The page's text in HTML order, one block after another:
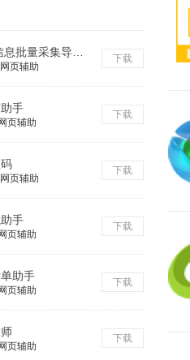
网页辅助
下载
手
网页辅助
下载
网页辅助
下载
手
网页辅助
下载
助手
网页辅助
下载
网页辅助
下载